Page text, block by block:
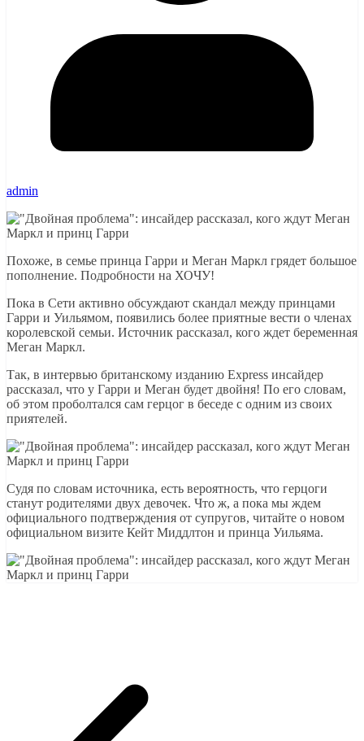
admin
Похоже, в семье принца Гарри и Меган Маркл грядет большое
пополнение. Подробности на ХОЧУ!
Пока в Сети активно обсуждают скандал между принцами
Гарри и Уильямом, появились более приятные вести о членах
королевской семьи. Источник рассказал, кого ждет беременная
Меган Маркл.
Так, в интервью британскому изданию Express инсайдер
рассказал, что у Гарри и Меган будет двойня! По его словам,
об этом проболтался сам герцог в беседе с одним из своих
приятелей.
Судя по словам источника, есть вероятность, что герцоги
станут родителями двух девочек. Что ж, а пока мы ждем
официального подтверждения от супругов, читайте о новом
официальном визите Кейт Миддлтон и принца Уильяма.